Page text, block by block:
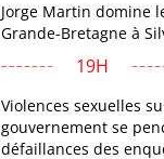
Jorge Martin domine
Grande-Bretagne à
19H
Violences sexuelles
gouvernement se
défaillances des